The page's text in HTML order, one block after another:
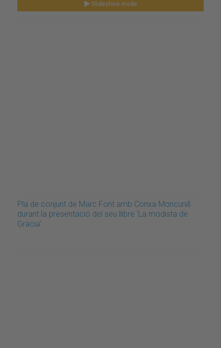
Slideshow mode
Pla de conjunt de Marc Font amb Conxa Moncunill
durant la presentació del seu llibre 'La modista de
Gràcia'